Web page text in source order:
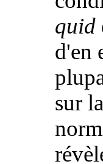
quid
d'en
sur